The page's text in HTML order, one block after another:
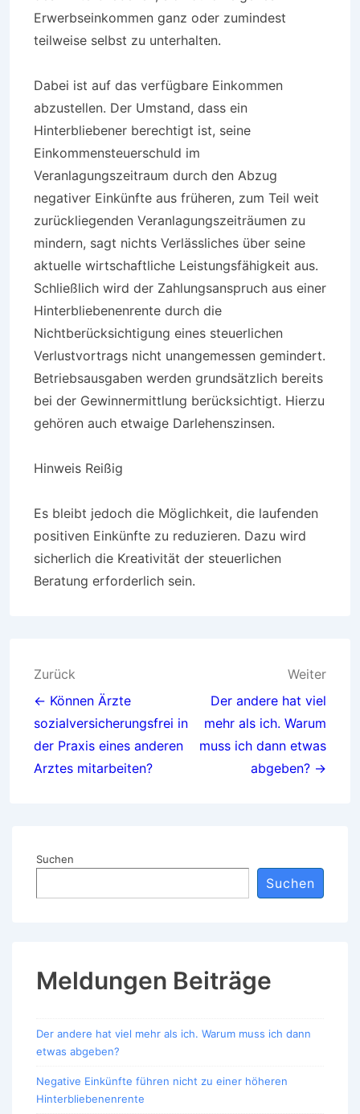
Erwerbseinkommen ganz oder zumindest
teilweise selbst zu unterhalten.
Dabei ist auf das verfügbare Einkommen
abzustellen. Der Umstand, dass ein
Hinterbliebener berechtigt ist, seine
Einkommensteuerschuld im
Veranlagungszeitraum durch den Abzug
negativer Einkünfte aus früheren, zum Teil weit
zurückliegenden Veranlagungszeiträumen zu
mindern, sagt nichts Verlässliches über seine
aktuelle wirtschaftliche Leistungsfähigkeit aus.
Schließlich wird der Zahlungsanspruch aus einer
Hinterbliebenenrente durch die
Nichtberücksichtigung eines steuerlichen
Verlustvortrags nicht unangemessen gemindert.
Betriebsausgaben werden grundsätzlich bereits
bei der Gewinnermittlung berücksichtigt. Hierzu
gehören auch etwaige Darlehenszinsen.
Hinweis Reißig
Es bleibt jedoch die Möglichkeit, die laufenden
positiven Einkünfte zu reduzieren. Dazu wird
sicherlich die Kreativität der steuerlichen
Beratung erforderlich sein.
Beitragsnavigation
Zurück
← Können Ärzte
sozialversicherungsfrei in
der Praxis eines anderen
Arztes mitarbeiten?
Weiter
Der andere hat viel
mehr als ich. Warum
muss ich dann etwas
abgeben? →
Suchen
Suchen
Meldungen Beiträge
Der andere hat viel mehr als ich. Warum muss ich dann
etwas abgeben?
Negative Einkünfte führen nicht zu einer höheren
Hinterbliebenenrente